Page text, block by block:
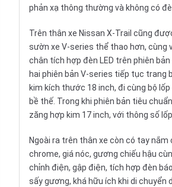
phản xạ thông thường và không có
Trên thân xe Nissan X-Trail cũng
sườn xe V-series thể thao hơn, cùng
chân tích hợp đèn LED trên phiên bản
hai phiên bản V-series tiếp tục trang
kim kích thước 18 inch, đi cùng bộ
bề thế. Trong khi phiên bản tiêu
zăng hợp kim 17 inch, với thông số
Ngoài ra trên thân xe còn có tay nắm
chrome, giá nóc, gương chiếu hậu
chỉnh điện, gập điện, tích hợp đèn
sấy gương, khá hữu ích khi di chuyển